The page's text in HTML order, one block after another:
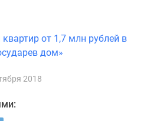
от 1,7 млн рублей в
дом»
2018